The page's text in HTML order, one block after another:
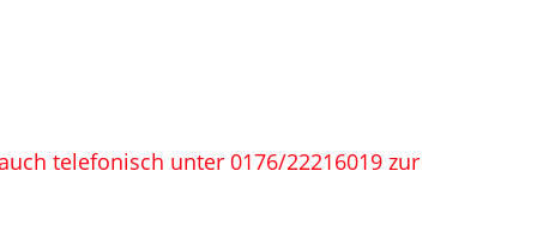
telefonisch unter 0176/22216019 zur